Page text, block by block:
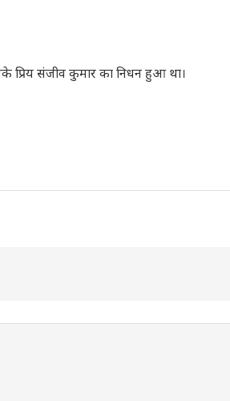
प्रिय संजीव कुमार का निधन हुआ था।